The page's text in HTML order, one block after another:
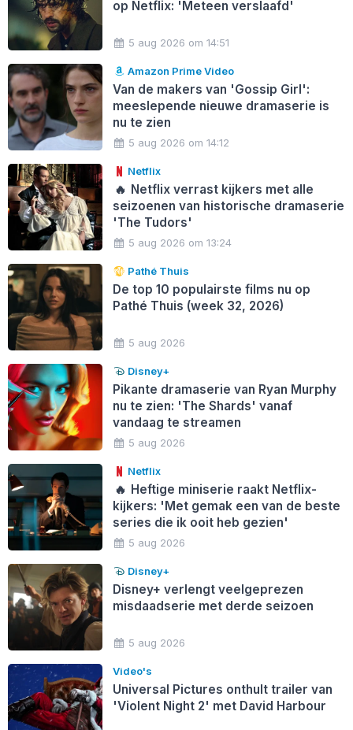
op Netflix: 'Meteen verslaafd'
5 aug 2026 om 14:51
Amazon Prime Video
Van de makers van 'Gossip Girl':
meeslepende nieuwe dramaserie is
nu te zien
5 aug 2026 om 14:12
Netflix
🔥 Netflix verrast kijkers met alle
seizoenen van historische dramaserie
'The Tudors'
5 aug 2026 om 13:24
Pathé Thuis
De top 10 populairste films nu op
Pathé Thuis (week 32, 2026)
5 aug 2026
Disney+
Pikante dramaserie van Ryan Murphy
nu te zien: 'The Shards' vanaf
vandaag te streamen
5 aug 2026
Netflix
🔥 Heftige miniserie raakt Netflix-
kijkers: 'Met gemak een van de beste
series die ik ooit heb gezien'
5 aug 2026
Disney+
Disney+ verlengt veelgeprezen
misdaadserie met derde seizoen
5 aug 2026
Video's
Universal Pictures onthult trailer van
'Violent Night 2' met David Harbour